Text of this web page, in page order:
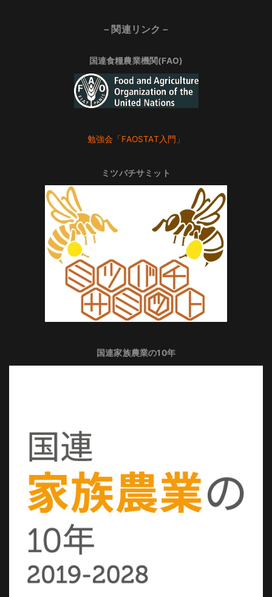
－関連リンク－
国連食糧農業機関(FAO)
勉強会「FAOSTAT入門」
ミツバチサミット
国連家族農業の10年